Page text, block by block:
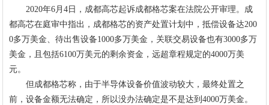
2020年6月4日，成都高芯起诉成都格芯案在法院公开审理。成
都高芯在庭审中指出，成都格芯的资产处置计划中，抵偿设备达200
0多万美金、待出售设备1000多万美金，关联交易设备也有3000多万
美金，且包括6100万美元的剩余资金，远超章程规定的4000万美
元。
但成都格芯称，由于半导体设备价值波动较大，最终处置之
前，设备金额无法确定，所以没办法确定是不是达到4000万美金。